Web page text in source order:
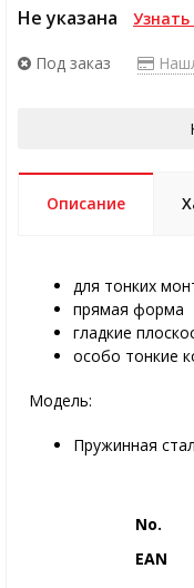
Не указана Узнать
Под заказ
Описание
для тонких
прямая форма
гладкие
особо тонкие
Модель:
Пружинная
No.
EAN